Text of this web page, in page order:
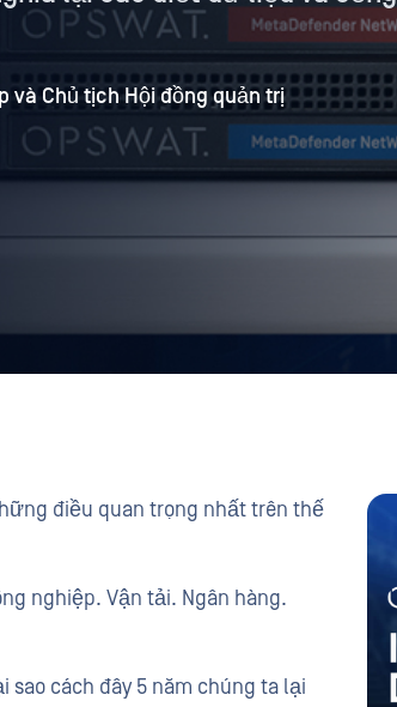
và Chủ tịch Hội đồng quản trị
điều quan trọng nhất trên thế
nghiệp. Vận tải. Ngân hàng.
sao cách đây 5 năm chúng ta lại